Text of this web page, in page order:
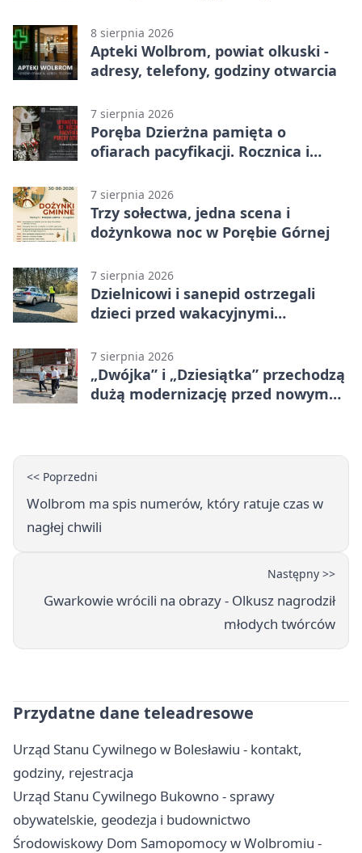
8 sierpnia 2026
Apteki Wolbrom, powiat olkuski -
adresy, telefony, godziny otwarcia
7 sierpnia 2026
Poręba Dzierżna pamięta o
ofiarach pacyfikacji. Rocznica i
7 sierpnia 2026
Trzy sołectwa, jedna scena i
dożynkowa noc w Porębie Górnej
7 sierpnia 2026
Dzielnicowi i sanepid ostrzegali
dzieci przed wakacyjnymi
7 sierpnia 2026
„Dwójka” i „Dziesiątka” przechodzą
dużą modernizację przed nowym
<< Poprzedni
Wolbrom ma spis numerów, który ratuje czas w
nagłej chwili
Następny >>
Gwarkowie wrócili na obrazy - Olkusz nagrodził
młodych twórców
Przydatne dane teleadresowe
Urząd Stanu Cywilnego w Bolesławiu - kontakt,
godziny, rejestracja
Urząd Stanu Cywilnego Bukowno - sprawy
obywatelskie, geodezja i budownictwo
Środowiskowy Dom Samopomocy w Wolbromiu -